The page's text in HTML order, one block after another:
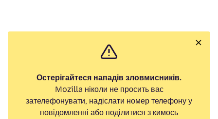
Остерігайтеся нападів зловмисників.
Mozilla ніколи не просить вас
зателефонувати, надіслати номер телефону у
повідомленні або поділитися з кимось